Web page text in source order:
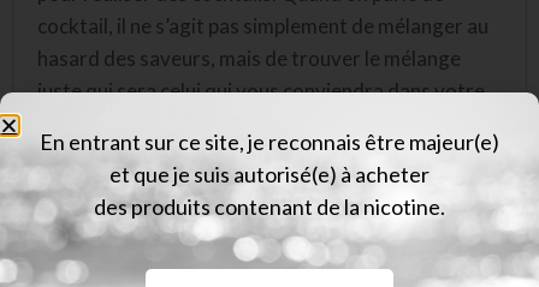
cocktail, il ne s’agit pas simplement de mélanger au
hasard des saveurs, mais de trouver le mélange
juste qui sera celui qui vous conviendra dans votre
A l’origine de la marque, se trouve des passionnés
de la vapote qui sont parvenus à faire de leur
passion leur métier. Cela donne des idées et des
produits différents, conçus non pas par des « nez »
En entrant sur ce site, je reconnais être majeur(e)
et que je suis autorisé(e) à acheter
des produits contenant de la nicotine.